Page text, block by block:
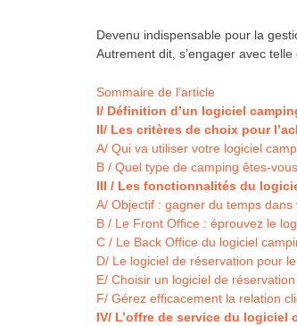
Devenu indispensable pour la
Autrement dit, s’engager avec
Sommaire de l’article
I/ Définition d’un logiciel
II/ Les critères de choix pour
A/ Qui va utiliser votre logiciel
B / Quel type de camping êtes-
III / Les fonctionnalités du
A/ Objectif : gagner du temps
B / Le Front Office : éprouvez le
C / Le Back Office du logiciel
D/ Le logiciel de réservation pour
E/ Choisir un logiciel de
F/ Gérez efficacement la relation
IV/ L’offre de service du logiciel